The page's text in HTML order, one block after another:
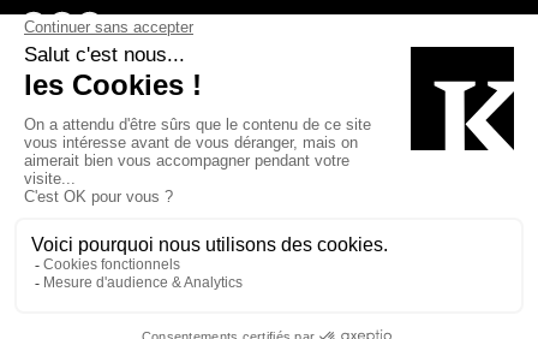
Page Facebook de Kollectif
Page Instagram de Kollectif
Page Linkedin de Kollectif
Bâtiment-Durable-Québec-1
Esquisses-1IRAC-1
MP-1 v2com-1